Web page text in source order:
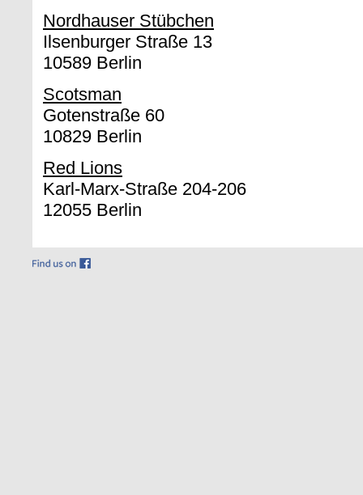
Nordhauser Stübchen
Ilsenburger Straße 13
10589 Berlin
Scotsman
Gotenstraße 60
10829 Berlin
Red Lions
Karl-Marx-Straße 204-206
12055 Berlin